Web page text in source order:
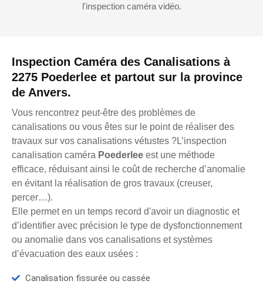
Inspection Caméra des Canalisations à
2275 Poederlee et partout sur la province
de Anvers.
Vous rencontrez peut-être des problèmes de
canalisations ou vous êtes sur le point de réaliser des
travaux sur vos canalisations vétustes ?L’inspection
canalisation caméra Poederlee est une méthode
efficace, réduisant ainsi le coût de recherche d’anomalie
en évitant la réalisation de gros travaux (creuser,
percer…).
Elle permet en un temps record d'avoir un diagnostic et
d’identifier avec précision le type de dysfonctionnement
ou anomalie dans vos canalisations et systèmes
d’évacuation des eaux usées :
Canalisation fissurée ou cassée
l'inspection caméra vidéo.